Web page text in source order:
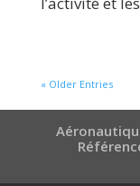
« Older Entries